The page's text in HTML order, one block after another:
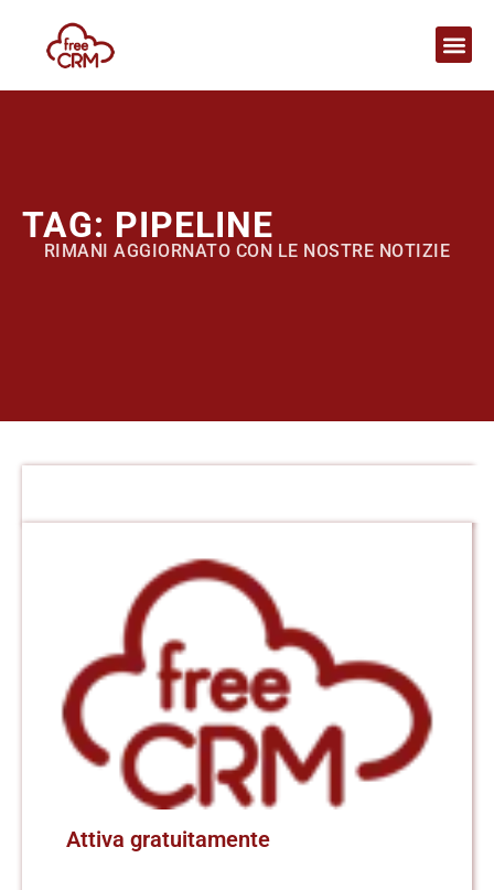
TAG: PIPELINE
RIMANI AGGIORNATO CON LE NOSTRE NOTIZIE
Attiva gratuitamente